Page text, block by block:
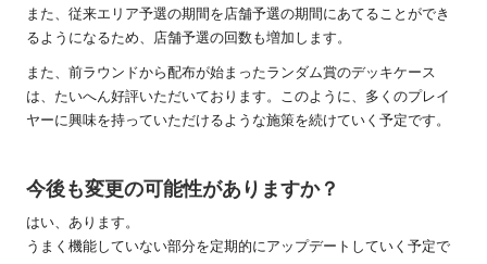
また、従来エリア予選の期間を店舗予選の期間にあてることができ
るようになるため、店舗予選の回数も増加します。
また、前ラウンドから配布が始まったランダム賞のデッキケース
は、たいへん好評いただいております。このように、多くのプレイ
ヤーに興味を持っていただけるような施策を続けていく予定です。
今後も変更の可能性がありますか？
はい、あります。
うまく機能していない部分を定期的にアップデートしていく予定で